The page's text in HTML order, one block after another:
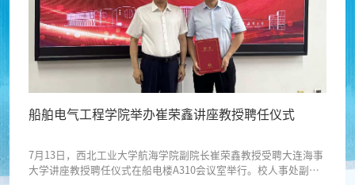
船舶电气工程学院举办崔荣鑫讲座教授聘任仪式
7月13日，西北工业大学航海学院副院长崔荣鑫教授受聘大连海事
大学讲座教授聘任仪式在船电楼A310会议室举行。校人事处副处